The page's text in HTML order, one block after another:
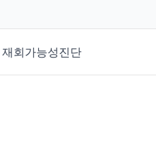
재회가능성진단